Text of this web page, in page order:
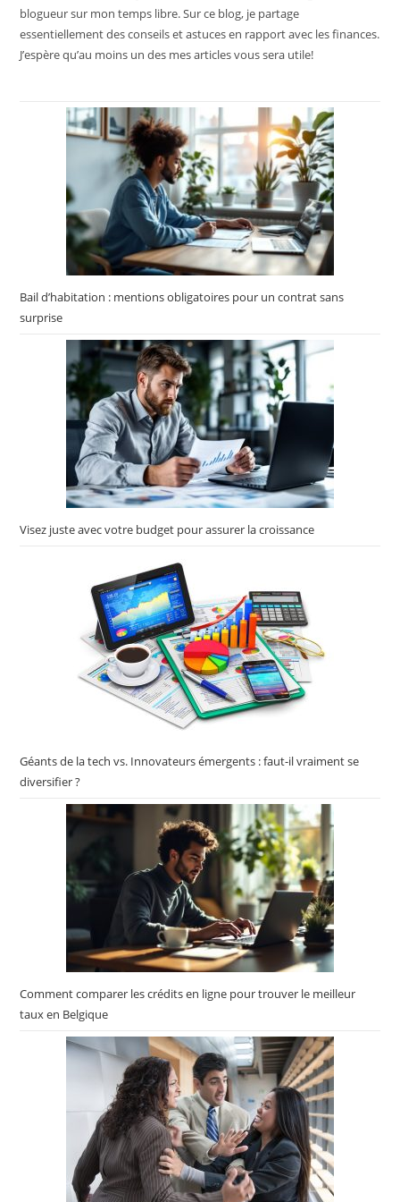
pattes. En outre, elles sont
élaborées sans colorants
ni arômes artificiels,
respectant ainsi la santé
croquettes ont été
soigneusement
sélectionnés par des
vétérinaires
nutritionnistes, basés sur
des études scientifiques
solides, avec près de 40
publications à l'appui.
Elles répondent aux
chats stérilisés, en
leur santé rénale et
urinaire, tout en aidant à
contrôler les boules de
poils et à maintenir une
bonne santé bucco-
dentaire. Offrir cette
nourriture à votre chat,
c'est lui donner
l'opportunité de vivre une
vie saine et active.
Disponibles en sacs
vous pouvez choisir entre
plusieurs formats : 1,5 kg,
3 kg ou 7 kg. Faites le
choix de la qualité et du
bien-être pour votre chat
avec Virbac Veterinary
HPM Senior Neutered.
Formats disponibles
Virbac Veterinary HPM
Croquettes Chat – 1,5kg
Croquettes Chat – 3kg
Virbac Veterinary HPM
Senior Neutered
Croquettes Chat – 7kg
blogueur sur mon temps libre. Sur ce blog, je partage
essentiellement des conseils et astuces en rapport avec les finances.
J’espère qu’au moins un des mes articles vous sera utile!
Bail d’habitation : mentions obligatoires pour un contrat sans
surprise
Visez juste avec votre budget pour assurer la croissance
Géants de la tech vs. Innovateurs émergents : faut-il vraiment se
diversifier ?
Comment comparer les crédits en ligne pour trouver le meilleur
taux en Belgique